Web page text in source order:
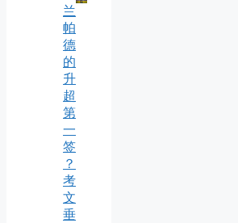
兰
帕
德
的
升
超
第
一
签
？
考
文
垂